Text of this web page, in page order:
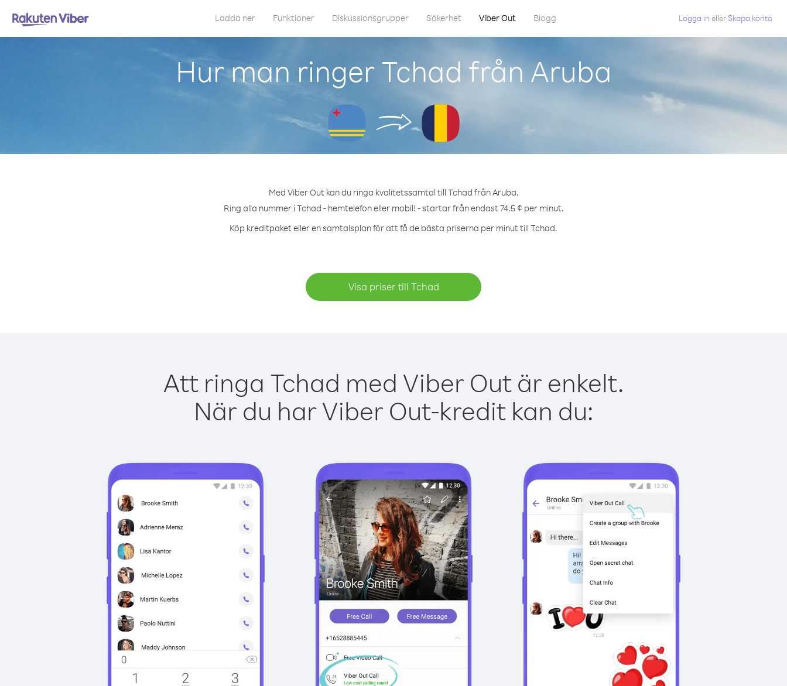
Ladda ner Funktioner Diskussionsgrupper Säkerhet Viber Out Blogg Logga in eller Skapa konto
Hur man ringer Tchad från Aruba
Med Viber Out kan du ringa kvalitetssamtal till Tchad från Aruba.
Ring alla nummer i Tchad - hemtelefon eller mobil! - startar från endast 74.5 ¢ per minut.
Köp kreditpaket eller en samtalsplan för att få de bästa priserna per minut till Tchad.
Visa priser till Tchad
Att ringa Tchad med Viber Out är enkelt.
När du har Viber Out-kredit kan du: